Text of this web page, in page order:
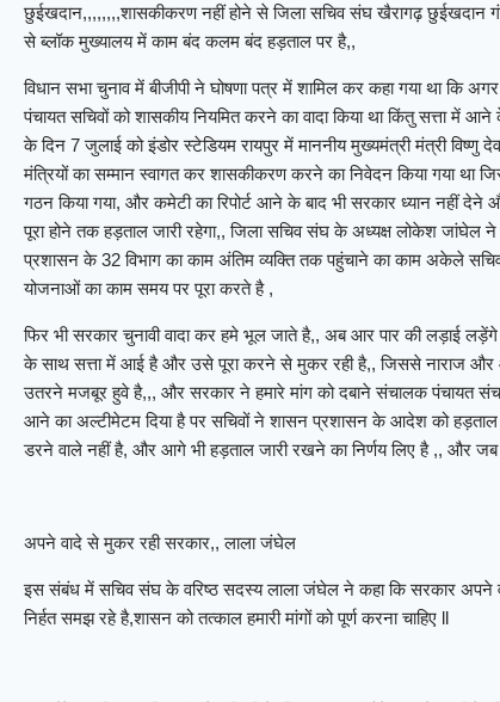
छुईखदान,,,,,,,,शासकीकरण नहीं होने से जिला सचिव संघ खैरागढ़ छुईखदान
से ब्लॉक मुख्यालय में काम बंद कलम बंद हड़ताल पर है,,
विधान सभा चुनाव में बीजीपी ने घोषणा पत्र में शामिल कर कहा गया था कि
पंचायत सचिवों को शासकीय नियमित करने का वादा किया था किंतु सत्ता में
के दिन 7 जुलाई को इंडोर स्टेडियम रायपुर में माननीय मुख्यमंत्री मंत्री विष्णु
मंत्रियों का सम्मान स्वागत कर शासकीकरण करने का निवेदन किया गया था
गठन किया गया, और कमेटी का रिपोर्ट आने के बाद भी सरकार ध्यान नहीं
पूरा होने तक हड़ताल जारी रहेगा,, जिला सचिव संघ के अध्यक्ष लोकेश जांघेल ने
प्रशासन के 32 विभाग का काम अंतिम व्यक्ति तक पहुंचाने का काम अकेले
योजनाओं का काम समय पर पूरा करते है ,
फिर भी सरकार चुनावी वादा कर हमे भूल जाते है,, अब आर पार की लड़ाई
के साथ सत्ता में आई है और उसे पूरा करने से मुकर रही है,, जिससे नाराज
उतरने मजबूर हुवे है,,, और सरकार ने हमारे मांग को दबाने संचालक पंचायत
आने का अल्टीमेटम दिया है पर सचिवों ने शासन प्रशासन के आदेश को
डरने वाले नहीं है, और आगे भी हड़ताल जारी रखने का निर्णय लिए है ,, और
अपने वादे से मुकर रही सरकार,, लाला जंघेल
इस संबंध में सचिव संघ के वरिष्ठ सदस्य लाला जंघेल ने कहा कि सरकार अपने
निर्हत समझ रहे है,शासन को तत्काल हमारी मांगों को पूर्ण करना चाहिए ll